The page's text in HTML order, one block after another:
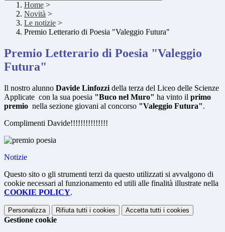
Home >
Novità >
Le notizie >
Premio Letterario di Poesia "Valeggio Futura"
Premio Letterario di Poesia "Valeggio
Futura"
Il nostro alunno Davide Linfozzi della terza del Liceo delle Scienze
Applicate con la sua poesia "Buco nel Muro" ha vinto il primo
premio nella sezione giovani al concorso "Valeggio Futura".
Complimenti Davide!!!!!!!!!!!!!!!
Notizie
Questo sito o gli strumenti terzi da questo utilizzati si avvalgono di
cookie necessari al funzionamento ed utili alle finalità illustrate nella
COOKIE POLICY.
Personalizza Rifiuta tutti i cookies Accetta tutti i cookies
Gestione cookie